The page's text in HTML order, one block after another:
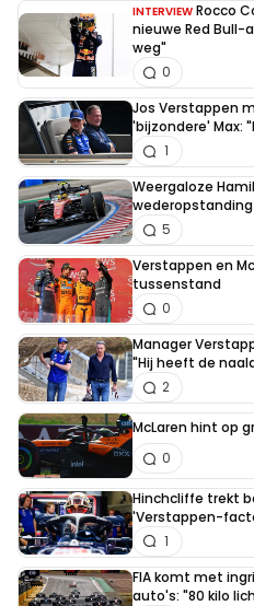
INTERVIEW Rocco
nieuwe Red Bull-
weg"
0
Jos Verstappen
'bijzondere' Max:
1
Weergaloze
wederopstanding
5
Verstappen en
tussenstand
0
Manager
"Hij heeft de
2
McLaren hint op
0
Hinchcliffe trekt
'Verstappen-
1
FIA komt met
auto's: "80 kilo